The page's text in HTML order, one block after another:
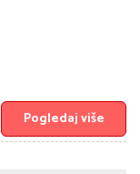
Pogledaj više